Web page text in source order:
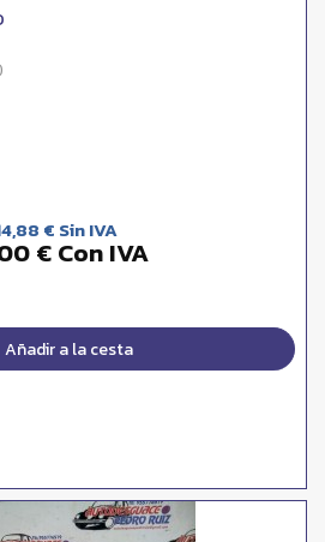
€ Sin IVA
€ Con IVA
Añadir a la cesta